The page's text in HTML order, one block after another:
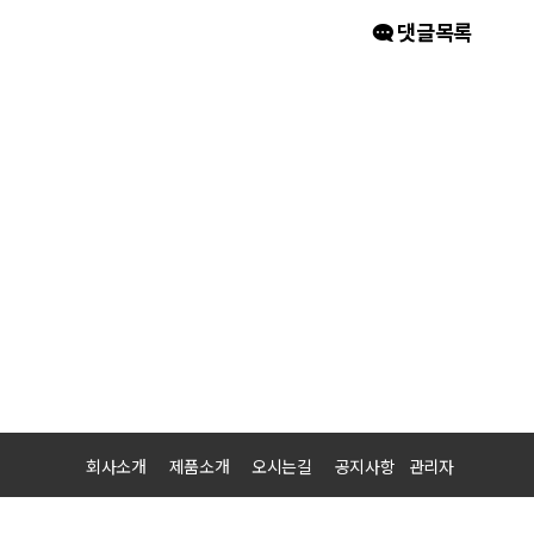
댓글목록
회사소개 제품소개 오시는길 공지사항 관리자